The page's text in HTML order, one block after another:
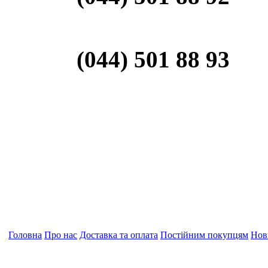
(044) 501 88 93
Головна Про нас Доставка та оплата Постійним покупцям